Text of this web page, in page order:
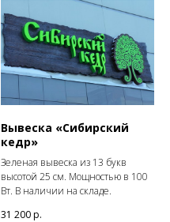
Вывеска «Сибирский
кедр»
Зеленая вывеска из 13 букв
высотой 25 см. Мощностью в 100
Вт. В наличии на складе.
31 200р.